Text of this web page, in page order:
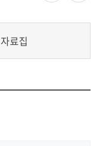
자료집